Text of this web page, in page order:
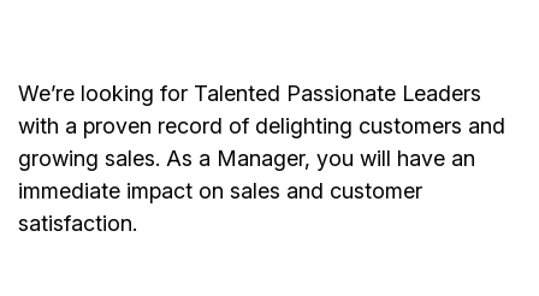
We’re looking for Talented Passionate Leaders
with a proven record of delighting customers and
growing sales. As a Manager, you will have an
immediate impact on sales and customer
satisfaction.